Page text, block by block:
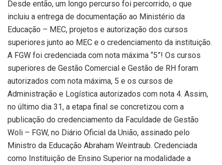
Desde então, um longo percurso foi percorrido, o que
incluiu a entrega de documentação ao Ministério da
Educação – MEC, projetos e autorização dos cursos
superiores junto ao MEC e o credenciamento da instituição.
A FGW foi credenciada com nota máxima “5”! Os cursos
superiores de Gestão Comercial e Gestão de RH foram
autorizados com nota máxima, 5 e os cursos de
Administração e Logística autorizados com nota 4. Assim,
no último dia 31, a etapa final se concretizou com a
publicação do credenciamento da Faculdade de Gestão
Woli – FGW, no Diário Oficial da União, assinado pelo
Ministro da Educação Abraham Weintraub. Credenciada
como Instituição de Ensino Superior na modalidade a